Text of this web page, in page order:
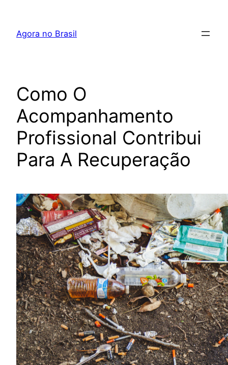
Agora no Brasil
Como O
Acompanhamento
Profissional Contribui
Para A Recuperação